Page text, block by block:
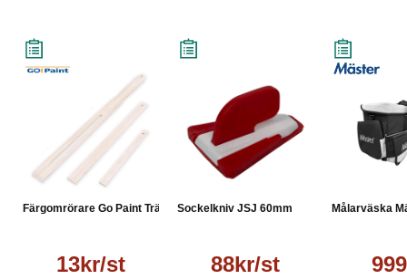
Färgomrörare Go Paint Trä 5...
13kr/st
Sockelkniv JSJ 60mm
88kr/st
Målarväska